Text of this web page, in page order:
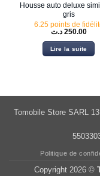
Housse auto deluxe
gris
6.25 points de
250.00 د.ت
Lire la suite
Tomobile Store SARL
Politique de
Copyright 2026 ©